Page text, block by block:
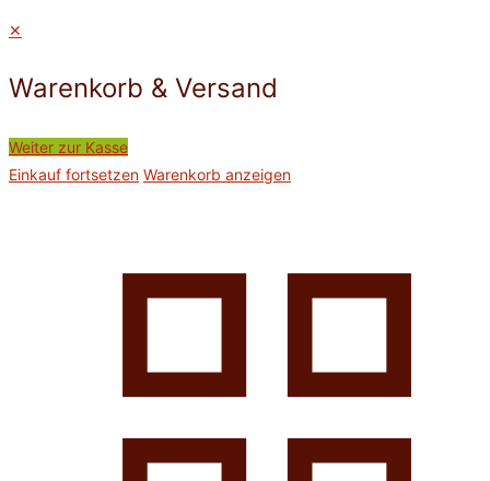
✕
Warenkorb & Versand
Weiter zur Kasse
Einkauf fortsetzen Warenkorb anzeigen